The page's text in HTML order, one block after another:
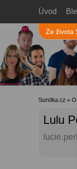
Úvod
Ze života
Sunitka.cz » O
Lulu